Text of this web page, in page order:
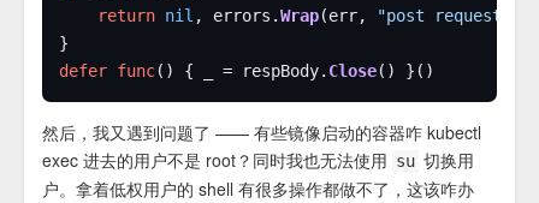
return nil , errors.Wrap(err, "post request"
defer func() { _ = respBody. Close
然后，我又遇到问题了 —— 有些镜像启动的容器咋 kubectl
exec 进去的用户不是 root？同时我也无法使用 su 切换用
户。拿着低权用户的 shell 有很多操作都做不了，这该咋办